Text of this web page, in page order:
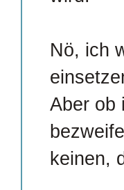
Nö, ich
Aber ob
keinen,